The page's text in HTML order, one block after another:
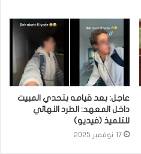
عاجل: بعد قيامه بتحدي المبيت
داخل المعهد: الطرد النهائي
للتلميذ (فيديو)
17 نوفمبر 2025